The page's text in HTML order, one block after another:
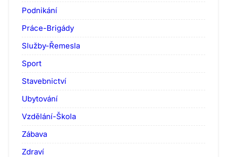
Podnikání
Práce-Brigády
Služby-Řemesla
Sport
Stavebnictví
Ubytování
Vzdělání-Škola
Zábava
Zdraví